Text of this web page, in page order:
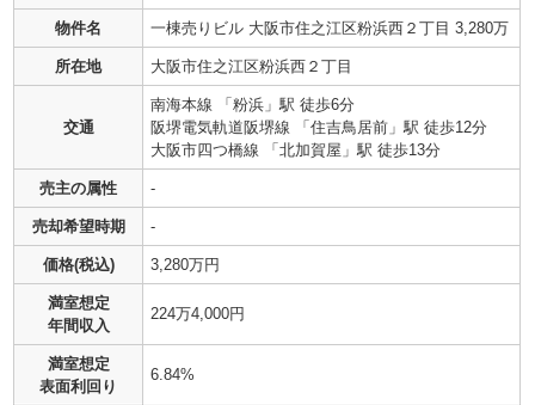
物件名 一棟売りビル 大阪市住之江区粉浜西２丁目 3,280万
所在地 大阪市住之江区粉浜西２丁目
交通
南海本線 「粉浜」駅 徒歩6分
阪堺電気軌道阪堺線 「住吉鳥居前」駅 徒歩12分
大阪市四つ橋線 「北加賀屋」駅 徒歩13分
売主の属性 -
売却希望時期 -
価格(税込) 3,280万円
満室想定
年間収入
224万4,000円
満室想定
表面利回り
6.84%